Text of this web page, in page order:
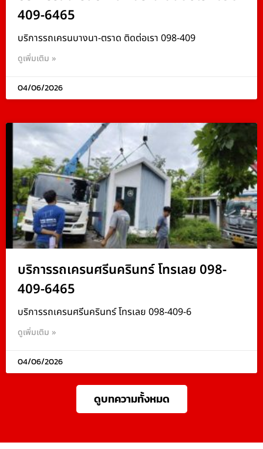
409-6465
บริการรถเครนบางนา-ตราด ติดต่อเรา 098-409
ดูเพิ่มเติม »
04/06/2026
บริการรถเครนศรีนครินทร์ โทรเลย 098-
409-6465
บริการรถเครนศรีนครินทร์ โทรเลย 098-409-6
ดูเพิ่มเติม »
04/06/2026
ดูบทความทั้งหมด